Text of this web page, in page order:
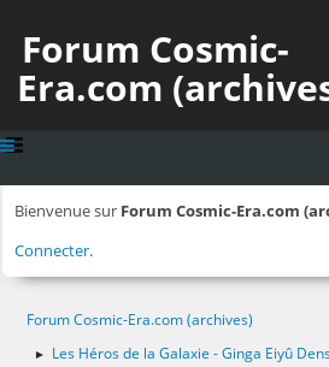
Forum Cosmic-
Era.com
Bienvenue sur Forum Cosmic-Era.com
Connecter.
Forum Cosmic-Era.com (archives)
► Les Héros de la Galaxie - Ginga Eiyû